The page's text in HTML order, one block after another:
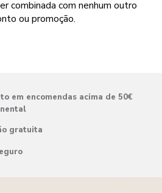
combinada com nenhum outro
ou promoção.
em encomendas acima de 50€
gratuita